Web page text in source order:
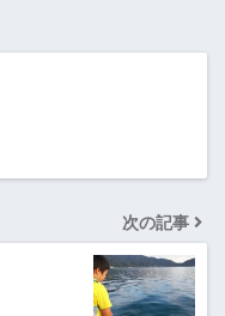
次の記事